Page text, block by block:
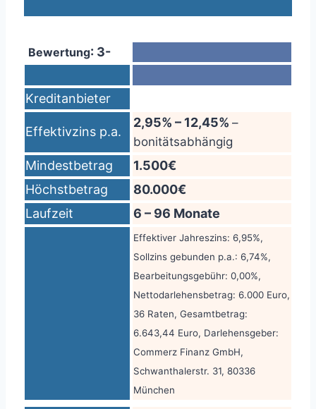
Bewertung: 3-
Kreditanbieter
Effektivzins p.a.
2,95% – 12,45% –
bonitätsabhängig
Mindestbetrag
1.500€
Höchstbetrag
80.000€
Laufzeit
6 – 96 Monate
Effektiver Jahreszins: 6,95%,
Sollzins gebunden p.a.: 6,74%,
Bearbeitungsgebühr: 0,00%,
Nettodarlehensbetrag: 6.000 Euro,
36 Raten, Gesamtbetrag:
6.643,44 Euro, Darlehensgeber:
Commerz Finanz GmbH,
Schwanthalerstr. 31, 80336
München